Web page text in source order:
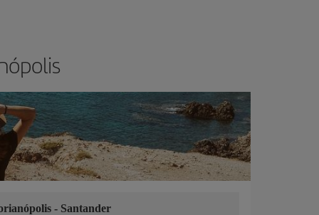
- Santander